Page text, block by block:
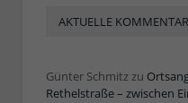
AKTUELLE
Günter Schmitzzu
Rethelstraße – zwischen